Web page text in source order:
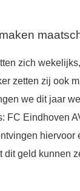
zich
zetten zij ook
we dit jaar
FC Eindhoven
dit geld kunnen